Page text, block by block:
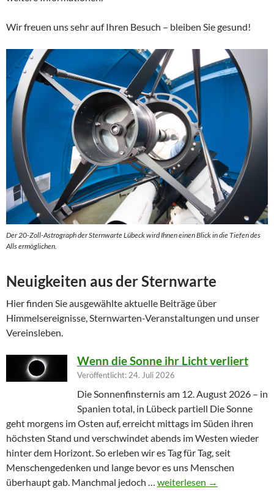
Wir freuen uns sehr auf Ihren Besuch – bleiben Sie gesund!
Der 20-Zoll-Astrograph der Sternwarte Lübeck wird Ihnen einen Blick in die Tiefen des
Alls ermöglichen.
Neuigkeiten aus der Sternwarte
Hier finden Sie ausgewählte aktuelle Beiträge über
Himmelsereignisse, Sternwarten-Veranstaltungen und unser
Vereinsleben.
Wenn die Sonne ihr Licht verliert
Veröffentlicht: 24. Juli 2026
Die Sonnenfinsternis am 12. August 2026 – in
Spanien total, in Lübeck partiell Die Sonne
geht morgens im Osten auf, erreicht mittags im Süden ihren
höchsten Stand und verschwindet abends im Westen wieder
hinter dem Horizont. So erleben wir es Tag für Tag, seit
Menschengedenken und lange bevor es uns Menschen
überhaupt gab. Manchmal jedoch … Wenn die Sonne ihr Licht
weiterlesen →